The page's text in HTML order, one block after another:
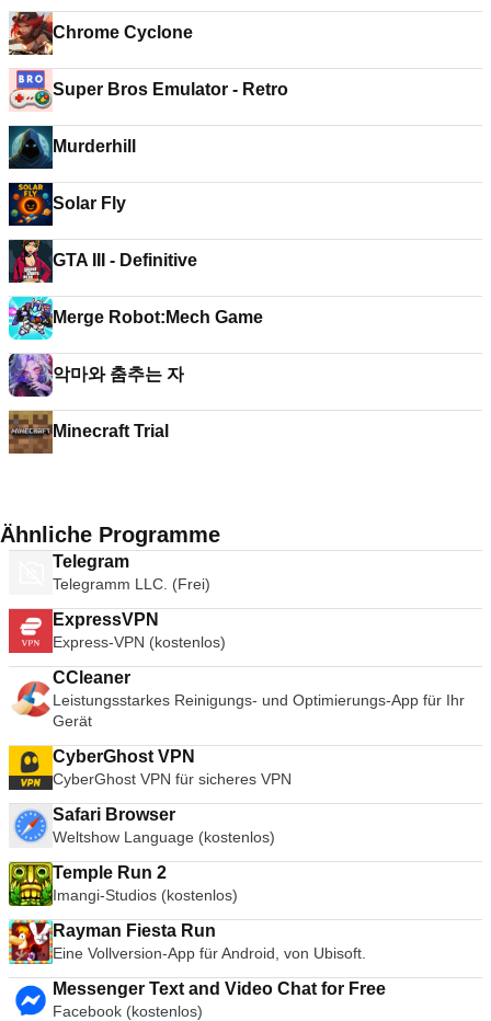
Chrome Cyclone
Super Bros Emulator - Retro
Murderhill
Solar Fly
GTA III - Definitive
Merge Robot:Mech Game
악마와 춤추는 자
Minecraft Trial
Ähnliche Programme
Telegram
Telegramm LLC. (Frei)
ExpressVPN
Express-VPN (kostenlos)
CCleaner
Leistungsstarkes Reinigungs- und Optimierungs-App für Ihr
Gerät
CyberGhost VPN
CyberGhost VPN für sicheres VPN
Safari Browser
Weltshow Language (kostenlos)
Temple Run 2
Imangi-Studios (kostenlos)
Rayman Fiesta Run
Eine Vollversion-App für Android, von Ubisoft.
Messenger Text and Video Chat for Free
Facebook (kostenlos)